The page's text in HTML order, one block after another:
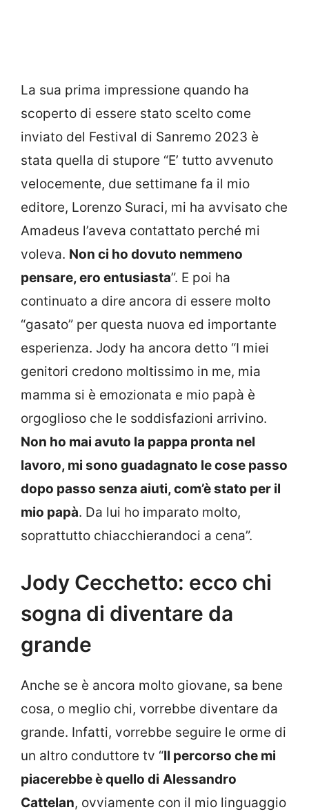
La sua prima impressione quando ha
scoperto di essere stato scelto come
inviato del Festival di Sanremo 2023 è
stata quella di stupore “E’ tutto avvenuto
velocemente, due settimane fa il mio
editore, Lorenzo Suraci, mi ha avvisato che
Amadeus l’aveva contattato perché mi
voleva. Non ci ho dovuto nemmeno
pensare, ero entusiasta”. E poi ha
continuato a dire ancora di essere molto
“gasato” per questa nuova ed importante
esperienza. Jody ha ancora detto “I miei
genitori credono moltissimo in me, mia
mamma si è emozionata e mio papà è
orgoglioso che le soddisfazioni arrivino.
Non ho mai avuto la pappa pronta nel
lavoro, mi sono guadagnato le cose passo
dopo passo senza aiuti, com’è stato per il
mio papà. Da lui ho imparato molto,
soprattutto chiacchierandoci a cena”.
Jody Cecchetto: ecco chi
sogna di diventare da
grande
Anche se è ancora molto giovane, sa bene
cosa, o meglio chi, vorrebbe diventare da
grande. Infatti, vorrebbe seguire le orme di
un altro conduttore tv “Il percorso che mi
piacerebbe è quello di Alessandro
Cattelan, ovviamente con il mio linguaggio